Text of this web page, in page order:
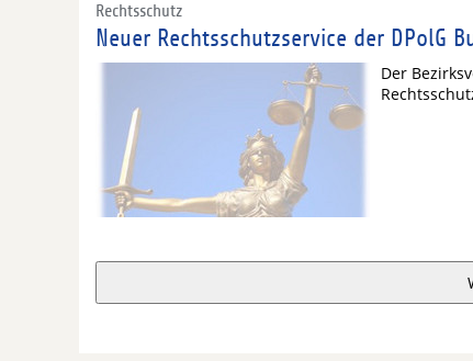
Rechtsschutz
Neuer Rechtsschutzservice der DPolG
Der